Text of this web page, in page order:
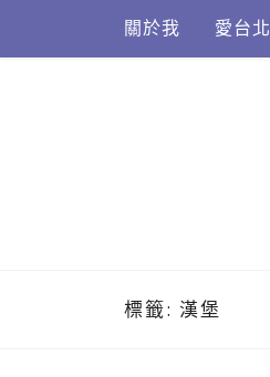
content
關於我 愛台北
標籤: 漢堡